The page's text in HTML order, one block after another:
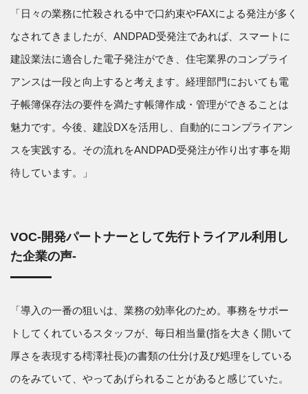
「日々の業務に忙殺される中で口約束やFAXによる発注が多く
なされてきましたが、ANDPAD受発注であれば、スマートに
建設業法に適合した電子発注ができ、住宅業界のコンプライ
アンスは一段と向上すると考えます。経理部門においても電
子帳簿保存法の要件を満たす帳簿作成・管理ができることは
魅力です。今後、建設DXを活用し、自動的にコンプライアン
スを実践する。その流れをANDPAD受発注が作り出す事を期
待しています。」
VOC-開発パートナーとして先行トライアル利用し
た企業の声-
「導入の一番の狙いは、業務の効率化のため。事務をサポー
トしてくれているスタッフが、毎日相当量(指を大きく開いて
厚さを表現する樗澤社長)の書類の仕分け及び処理をしている
のをみていて、やってあげられることがあると感じていた。